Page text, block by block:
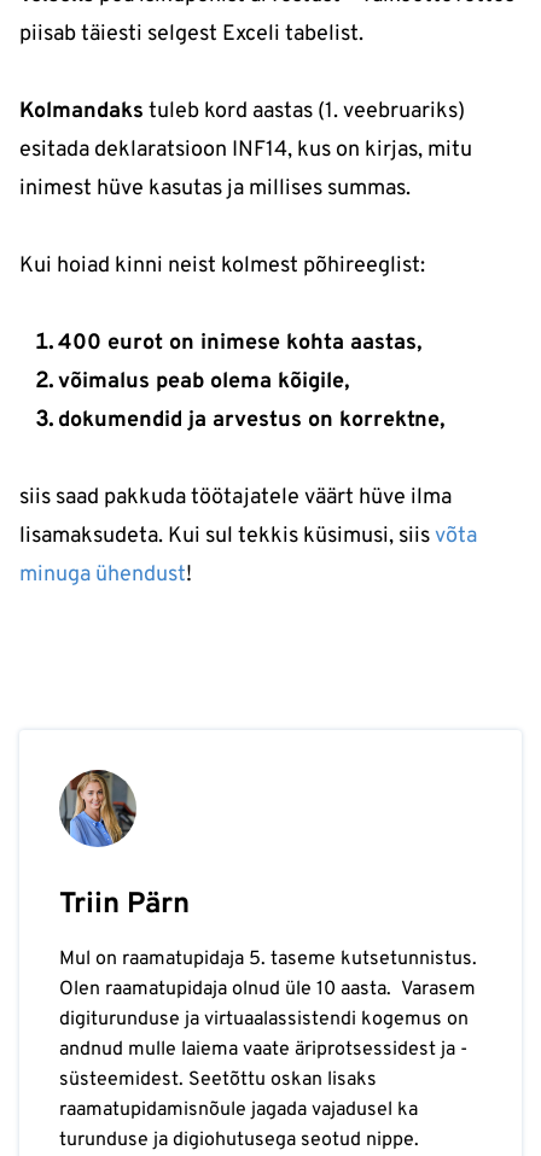
piisab täiesti selgest Exceli tabelist.
Kolmandaks tuleb kord aastas (1. veebruariks)
esitada deklaratsioon INF14, kus on kirjas, mitu
inimest hüve kasutas ja millises summas.
Kui hoiad kinni neist kolmest põhireeglist:
400 eurot on inimese kohta aastas,
võimalus peab olema kõigile,
dokumendid ja arvestus on korrektne,
siis saad pakkuda töötajatele väärt hüve ilma
lisamaksudeta. Kui sul tekkis küsimusi, siisvõta
minuga ühendust!
Triin Pärn
Mul on raamatupidaja 5. taseme kutsetunnistus.
Olen raamatupidaja olnud üle 10 aasta. Varasem
digiturunduse ja virtuaalassistendi kogemus on
andnud mulle laiema vaate äriprotsessidest ja -
süsteemidest. Seetõttu oskan lisaks
raamatupidamisnõule jagada vajadusel ka
turunduse ja digiohutusega seotud nippe.